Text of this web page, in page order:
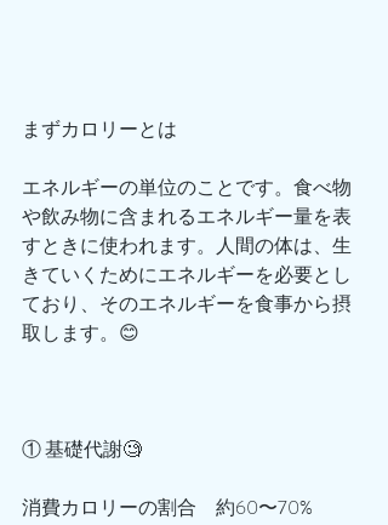
まずカロリーとは
エネルギーの単位のことです。食べ物
や飲み物に含まれるエネルギー量を表
すときに使われます。人間の体は、生
きていくためにエネルギーを必要とし
ており、そのエネルギーを食事から摂
取します。😊
① 基礎代謝🧐
消費カロリーの割合　約60〜70%